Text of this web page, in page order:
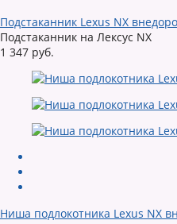
Подстаканник Lexus NX
Подстаканник на Лексус NX
1 347 руб.
Ниша подлокотника Lexus NX